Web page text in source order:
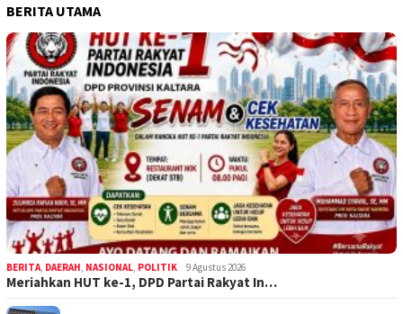
BERITA UTAMA
BERITA DAERAH NASIONAL POLITIK 9 Agustus 2026
Meriahkan HUT ke-1, DPD Partai Rakyat In…